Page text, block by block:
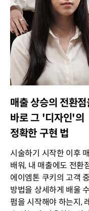
매출 상승의 전환
바로 그 '디자인'의
정확한 구현 법
시술하기 시작한 이후
배워, 내 매출에도 전환
에이엠톤 쿠키의 고객
방법을 상세하게 배울
펌을 시작해야 하는지,